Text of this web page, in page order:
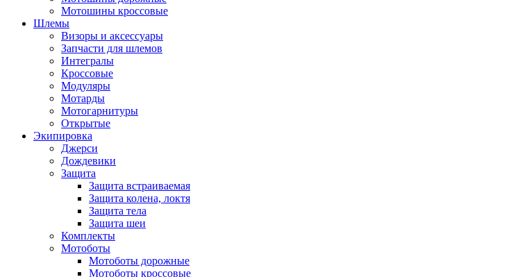
Мотошины кроссовые
Шлемы
Визоры и аксессуары
Запчасти для шлемов
Интегралы
Кроссовые
Модуляры
Мотарды
Мотогарнитуры
Открытые
Экипировка
Джерси
Дождевики
Защита
Защита встраиваемая
Защита колена, локтя
Защита тела
Защита шеи
Комплекты
Мотоботы
Мотоботы дорожные
Мотоботы кроссовые